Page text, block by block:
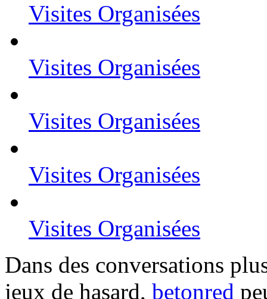
Visites Organisées
Visites Organisées
Visites Organisées
Visites Organisées
Visites Organisées
Dans des conversations
jeux de hasard, betonred